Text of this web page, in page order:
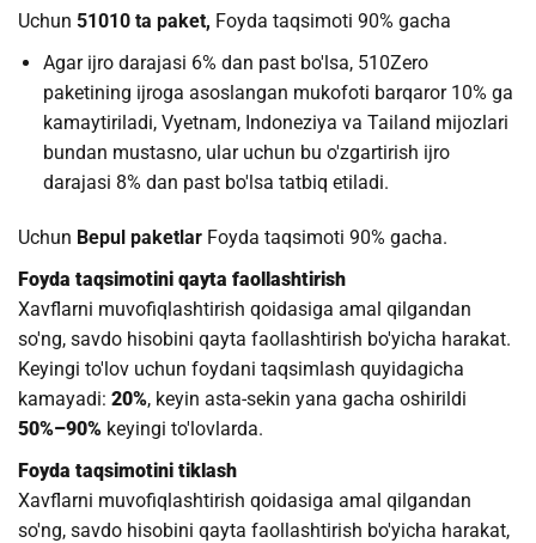
Uchun 51010 ta paket, Foyda taqsimoti 90% gacha
Agar ijro darajasi 6% dan past bo'lsa, 510Zero
paketining ijroga asoslangan mukofoti barqaror 10% ga
kamaytiriladi, Vyetnam, Indoneziya va Tailand mijozlari
bundan mustasno, ular uchun bu o'zgartirish ijro
darajasi 8% dan past bo'lsa tatbiq etiladi.
Uchun Bepul paketlar Foyda taqsimoti 90% gacha.
Foyda taqsimotini qayta faollashtirish
Xavflarni muvofiqlashtirish qoidasiga amal qilgandan
so'ng, savdo hisobini qayta faollashtirish bo'yicha harakat.
Keyingi to'lov uchun foydani taqsimlash quyidagicha
kamayadi: 20%, keyin asta-sekin yana gacha oshirildi
50%–90% keyingi to'lovlarda.
Foyda taqsimotini tiklash
Xavflarni muvofiqlashtirish qoidasiga amal qilgandan
so'ng, savdo hisobini qayta faollashtirish bo'yicha harakat,